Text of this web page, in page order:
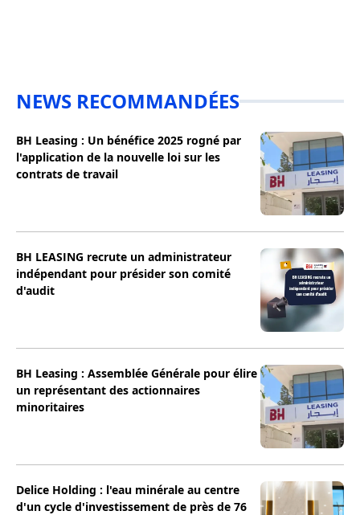
NEWS RECOMMANDÉES
BH Leasing : Un bénéfice 2025 rogné par
l'application de la nouvelle loi sur les
contrats de travail
BH LEASING recrute un administrateur
indépendant pour présider son comité
d'audit
BH Leasing : Assemblée Générale pour élire
un représentant des actionnaires
minoritaires
Delice Holding : l'eau minérale au centre
d'un cycle d'investissement de près de 76